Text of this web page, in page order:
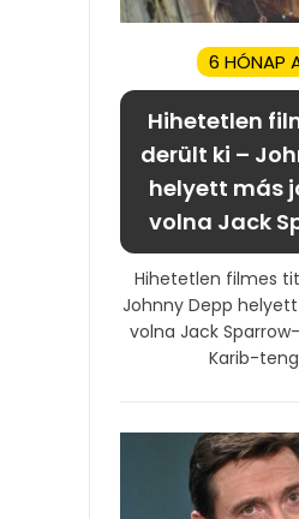
6 HÓNAP
Hihetetlen
derült ki –
helyett más
volna Jack
Hihetetlen filmes
Johnny Depp
volna Jack
Karib-